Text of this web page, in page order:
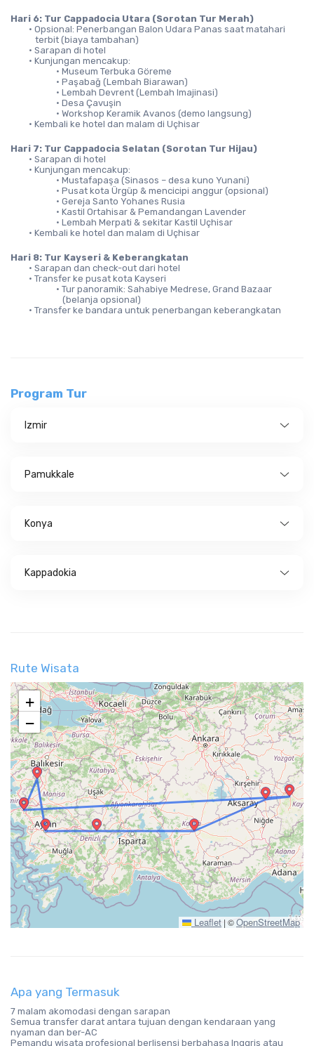
Hari 6: Tur Cappadocia Utara (Sorotan Tur Merah)
Opsional: Penerbangan Balon Udara Panas saat matahari
terbit (biaya tambahan)
Sarapan di hotel
Kunjungan mencakup:
Museum Terbuka Göreme
Paşabağ (Lembah Biarawan)
Lembah Devrent (Lembah Imajinasi)
Desa Çavuşin
Workshop Keramik Avanos (demo langsung)
Kembali ke hotel dan malam di Uçhisar
Hari 7: Tur Cappadocia Selatan (Sorotan Tur Hijau)
Sarapan di hotel
Kunjungan mencakup:
Mustafapaşa (Sinasos – desa kuno Yunani)
Pusat kota Ürgüp & mencicipi anggur (opsional)
Gereja Santo Yohanes Rusia
Kastil Ortahisar & Pemandangan Lavender
Lembah Merpati & sekitar Kastil Uçhisar
Kembali ke hotel dan malam di Uçhisar
Hari 8: Tur Kayseri & Keberangkatan
Sarapan dan check-out dari hotel
Transfer ke pusat kota Kayseri
Tur panoramik: Sahabiye Medrese, Grand Bazaar
(belanja opsional)
Transfer ke bandara untuk penerbangan keberangkatan
Program Tur
Izmir
Pamukkale
Konya
Kappadokia
Rute Wisata
+
−
Leaflet | ©OpenStreetMap
Apa yang Termasuk
7 malam akomodasi dengan sarapan
Semua transfer darat antara tujuan dengan kendaraan yang
nyaman dan ber-AC
Pemandu wisata profesional berlisensi berbahasa Inggris atau